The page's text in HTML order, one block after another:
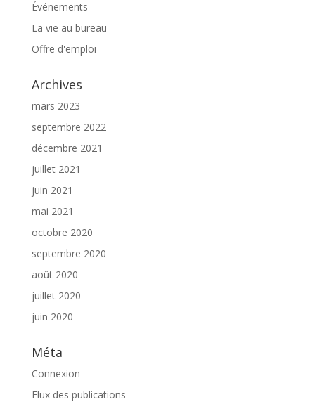
Événements
La vie au bureau
Offre d'emploi
Archives
mars 2023
septembre 2022
décembre 2021
juillet 2021
juin 2021
mai 2021
octobre 2020
septembre 2020
août 2020
juillet 2020
juin 2020
Méta
Connexion
Flux des publications